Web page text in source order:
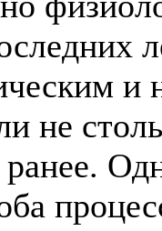
и
не
ранее.